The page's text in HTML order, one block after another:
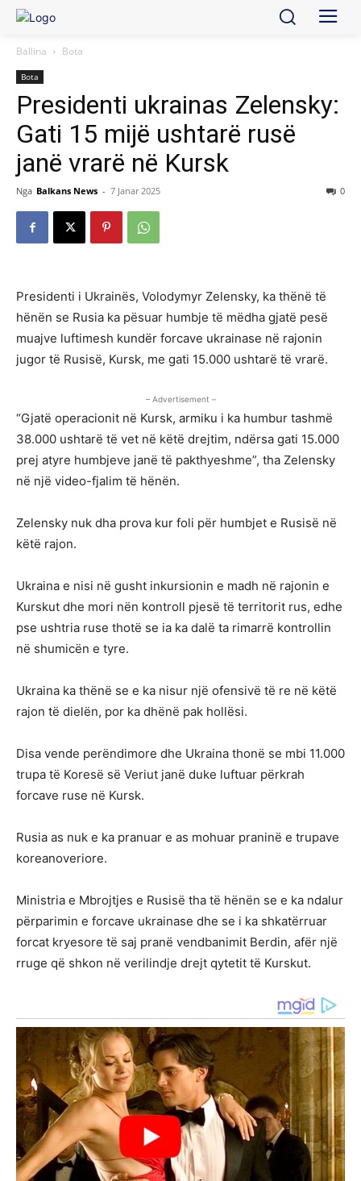
Ballina Bota
Bota
Presidenti ukrainas Zelensky:
Gati 15 mijë ushtarë rusë
janë vrarë në Kursk
Nga Balkans News - 7 Janar 2025 0
Presidenti i Ukrainës, Volodymyr Zelensky, ka thënë të
hënën se Rusia ka pësuar humbje të mëdha gjatë pesë
muajve luftimesh kundër forcave ukrainase në rajonin
jugor të Rusisë, Kursk, me gati 15.000 ushtarë të vrarë.
– Advertisement –
“Gjatë operacionit në Kursk, armiku i ka humbur tashmë
38.000 ushtarë të vet në këtë drejtim, ndërsa gati 15.000
prej atyre humbjeve janë të pakthyeshme”, tha Zelensky
në një video-fjalim të hënën.
Zelensky nuk dha prova kur foli për humbjet e Rusisë në
këtë rajon.
Ukraina e nisi në gusht inkursionin e madh në rajonin e
Kurskut dhe mori nën kontroll pjesë të territorit rus, edhe
pse ushtria ruse thotë se ia ka dalë ta rimarrë kontrollin
në shumicën e tyre.
Ukraina ka thënë se e ka nisur një ofensivë të re në këtë
rajon të dielën, por ka dhënë pak hollësi.
Disa vende perëndimore dhe Ukraina thonë se mbi 11.000
trupa të Koresë së Veriut janë duke luftuar përkrah
forcave ruse në Kursk.
Rusia as nuk e ka pranuar e as mohuar praninë e trupave
koreanoveriore.
Ministria e Mbrojtjes e Rusisë tha të hënën se e ka ndalur
përparimin e forcave ukrainase dhe se i ka shkatërruar
forcat kryesore të saj pranë vendbanimit Berdin, afër një
rruge që shkon në verilindje drejt qytetit të Kurskut.